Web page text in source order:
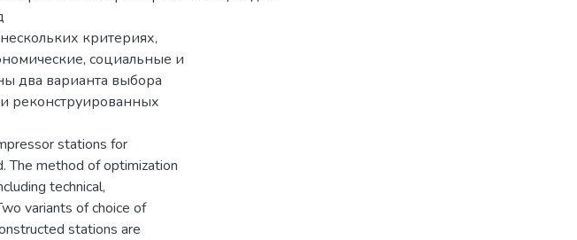
критериях,
социальные и
два варианта выбора
реконструированных
stations for
The method of optimization
technical,
variants of choice of
stations are